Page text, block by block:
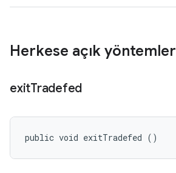
Herkese açık yöntemler
exitTradefed
public void exitTradefed ()